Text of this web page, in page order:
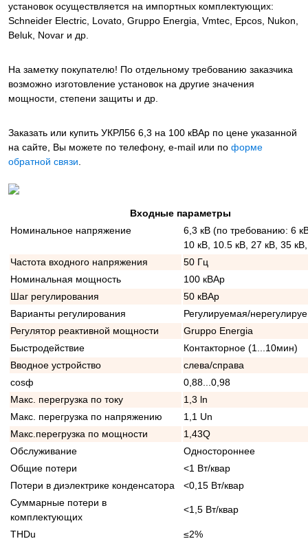
установок осуществляется на импортных комплектующих:
Schneider Electric, Lovato, Gruppo Energia, Vmtec, Epcos, Nukon,
Beluk, Novar и др.
На заметку покупателю! По отдельному требованию заказчика
возможно изготовление установок на другие значения
мощности, степени защиты и др.
Заказать или купить УКРЛ56 6,3 на 100 кВАр по цене указанной
на сайте, Вы можете по телефону, e-mail или по форме
обратной связи.
Входные параметры
Номинальное напряжение
6,3 кВ (по требованию: 6
10 кВ, 10.5 кВ, 27 кВ, 35
Частота входного напряжения
50 Гц
Номинальная мощность
100 кВАр
Шаг регулирования
50 кВАр
Варианты регулирования
Регулируемая/
Регулятор реактивной мощности
Gruppo Energia
Быстродействие
Контакторное (1...10мин)
Вводное устройство
слева/справа
cosф
0,88...0,98
Макс. перегрузка по току
1,3 ln
Макс. перегрузка по напряжению
1,1 Un
Макс.перегрузка по мощности
1,43Q
Обслуживание
Одностороннее
Общие потери
<1 Вт/квар
Потери в диэлектрике конденсатора
<0,15 Вт/квар
Суммарные потери в
комплектующих
<1,5 Вт/квар
THDu ≤2%